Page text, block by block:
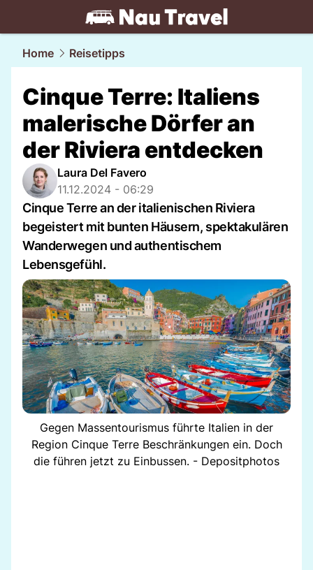
travel.NAU.ch
Home Reisetipps
Cinque Terre: Italiens
malerische Dörfer an
der Riviera entdecken
Laura Del Favero
11.12.2024 - 06:29
Cinque Terre an der italienischen Riviera
begeistert mit bunten Häusern, spektakulären
Wanderwegen und authentischem
Lebensgefühl.
Gegen Massentourismus führte Italien in der
Region Cinque Terre Beschränkungen ein. Doch
die führen jetzt zu Einbussen. - Depositphotos